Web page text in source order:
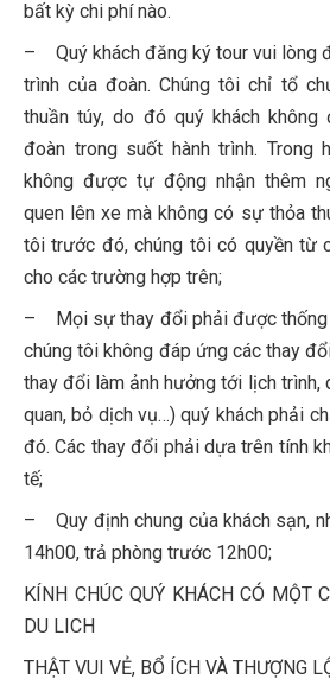
bất kỳ chi phí nào.
– Quý khách đăng ký tour vui lòng
trình của đoàn. Chúng tôi chỉ tổ
thuần túy, do đó quý khách
đoàn trong suốt hành trình. Trong
không được tự động nhận thêm
quen lên xe mà không có sự thỏa
tôi trước đó, chúng tôi có quyền từ
cho các trường hợp trên;
– Mọi sự thay đổi phải được thống
chúng tôi không đáp ứng các thay
thay đổi làm ảnh hưởng tới lịch trình,
quan, bỏ dịch vụ…) quý khách phải
đó. Các thay đổi phải dựa trên tính
tế;
– Quy định chung của khách sạn,
14h00, trả phòng trước 12h00;
KÍNH CHÚC QUÝ KHÁCH CÓ MỘT
DU LICH
THẬT VUI VẺ, BỔ ÍCH VÀ THƯỢNG